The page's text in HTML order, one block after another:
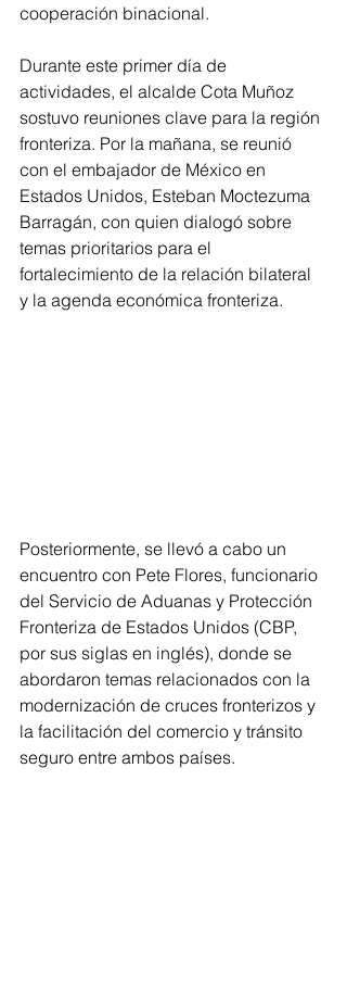
cooperación binacional.
Durante este primer día de
actividades, el alcalde Cota Muñoz
sostuvo reuniones clave para la región
fronteriza. Por la mañana, se reunió
con el embajador de México en
Estados Unidos, Esteban Moctezuma
Barragán, con quien dialogó sobre
temas prioritarios para el
fortalecimiento de la relación bilateral
y la agenda económica fronteriza.
Posteriormente, se llevó a cabo un
encuentro con Pete Flores, funcionario
del Servicio de Aduanas y Protección
Fronteriza de Estados Unidos (CBP,
por sus siglas en inglés), donde se
abordaron temas relacionados con la
modernización de cruces fronterizos y
la facilitación del comercio y tránsito
seguro entre ambos países.